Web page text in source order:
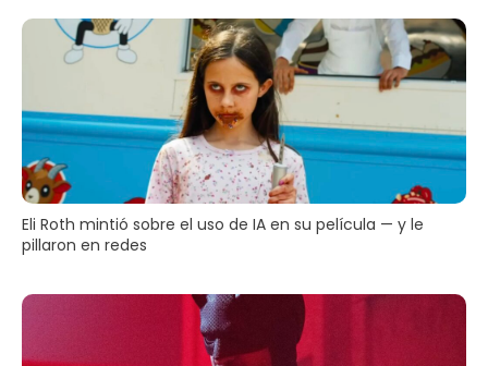
Eli Roth mintió sobre el uso de IA en su película — y le
pillaron en redes